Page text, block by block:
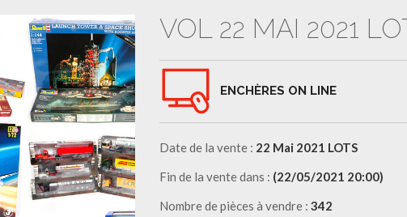
VOL 22 MAI 2021
ENCHÈRES ON LINE
Date de la vente : 22 Mai 2021 LOTS
Fin de la vente dans : (22/05/2021 20:00)
Nombre de pièces à vendre : 342